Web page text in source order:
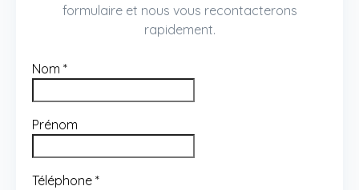
formulaire et nous vous recontacterons
rapidement.
Nom *
Prénom
Téléphone *